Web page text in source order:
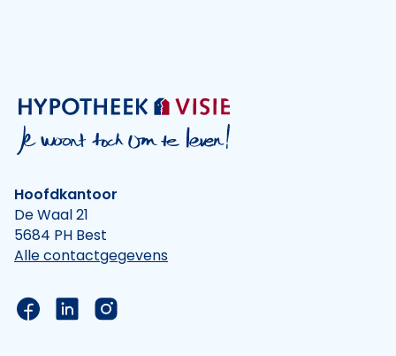
Hoofdkantoor
De Waal 21
5684 PH Best
Alle contactgegevens
Link naar de Facebook pagina van Hypotheek
Link naar de LinkedIn pagina van
Link naar de Instagram pagina van